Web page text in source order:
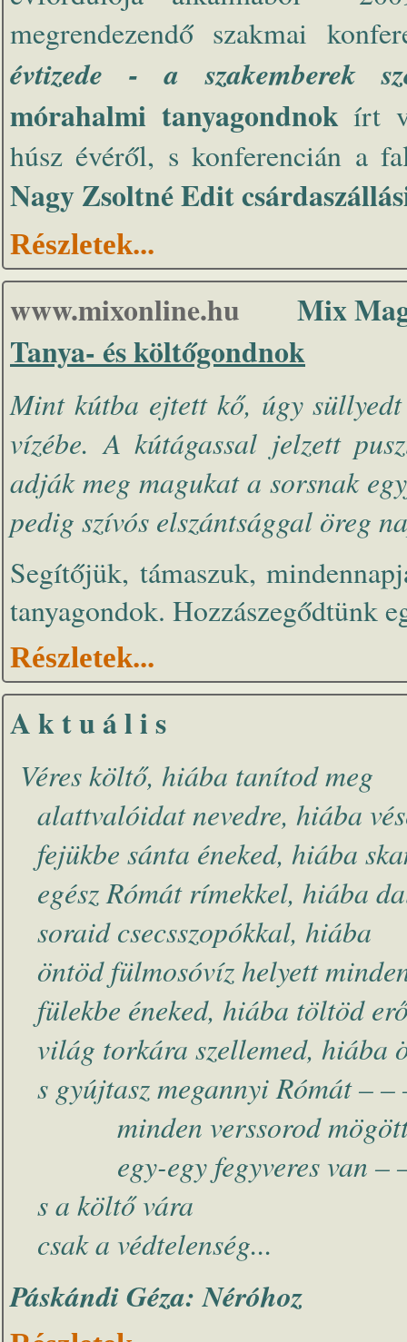
megrendezendő szakmai
évtizede - a szakemberek
mórahalmi tanyagondnokírt
húsz évéről, s konferencián a
Nagy Zsoltné Edit
Részletek...
www.mixonline.hu
Mix
Tanya- és költőgondnok
Mint kútba ejtett kő, úgy
vízébe. A kútágassal jelzett
adják meg magukat a sorsnak
pedig szívós elszántsággal öreg
Segítőjük, támaszuk,
tanyagondok. Hozzászegődtünk
Részletek...
A k t u á l i s
Véres költő, hiába tanítod meg
alattvalóidat nevedre, hiába
fejükbe sánta éneked, hiába
egész Rómát rímekkel, hiába
soraid csecsszopókkal, hiába
öntöd fülmosóvíz helyett
fülekbe éneked, hiába töltöd
világ torkára szellemed, hiába
s gyújtasz megannyi Rómát – –
minden verssorod
egy-egy fegyveres van –
s a költő vára
csak a védtelenség...
Páskándi Géza: Néróhoz